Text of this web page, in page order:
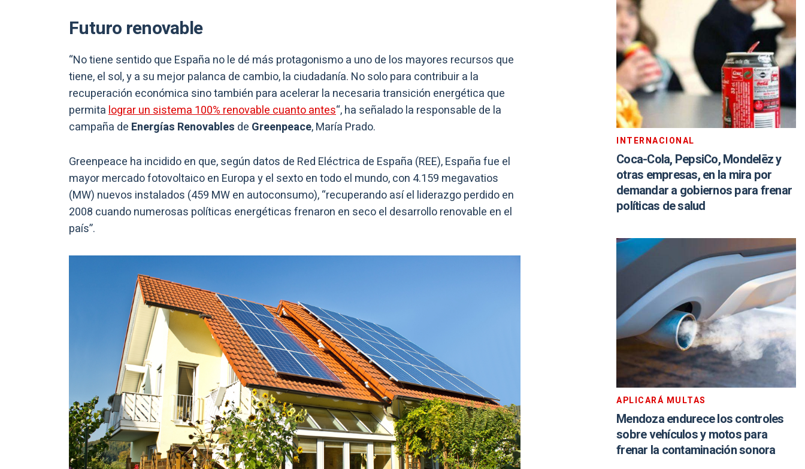
Futuro renovable
“No tiene sentido que España no le dé más protagonismo a uno de los mayores recursos que
tiene, el sol, y a su mejor palanca de cambio, la ciudadanía. No solo para contribuir a la
recuperación económica sino también para acelerar la necesaria transición energética que
permitalograr un sistema 100% renovable cuanto antes“, ha señalado la responsable de la
campaña de Energías Renovables de Greenpeace, María Prado.
Greenpeace ha incidido en que, según datos de Red Eléctrica de España (REE), España fue el
mayor mercado fotovoltaico en Europa y el sexto en todo el mundo, con 4.159 megavatios
(MW) nuevos instalados (459 MW en autoconsumo), “recuperando así el liderazgo perdido en
2008 cuando numerosas políticas energéticas frenaron en seco el desarrollo renovable en el
país”.
INTERNACIONAL
Coca-Cola, PepsiCo, Mondelēz y
otras empresas, en la mira por
demandar a gobiernos para frenar
políticas de salud
APLICARÁ MULTAS
Mendoza endurece los controles
sobre vehículos y motos para
frenar la contaminación sonora